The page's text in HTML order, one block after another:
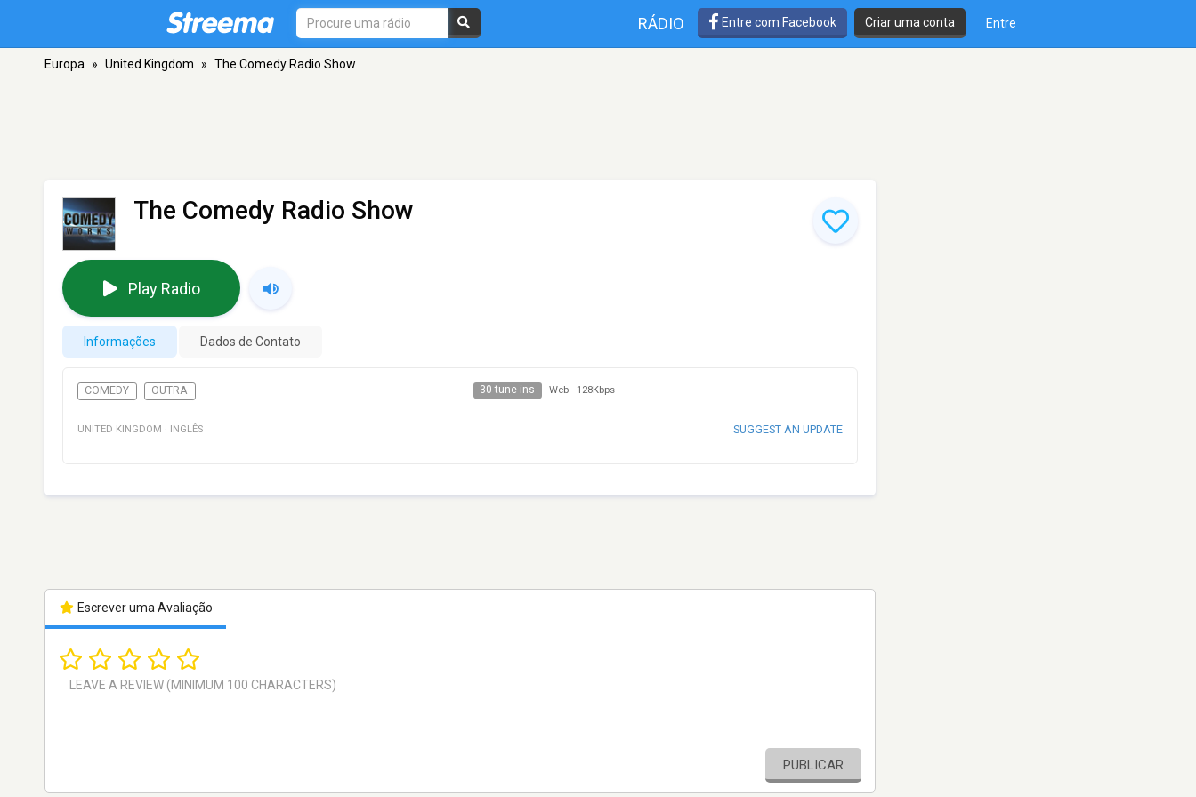
RÁDIO Entre com Facebook Criar uma conta Entre
Europa » United Kingdom » The Comedy Radio Show
The Comedy Radio Show
Play Radio
Informações Dados de Contato
COMEDY OUTRA 30 tune ins Web - 128Kbps
UNITED KINGDOM · INGLÊS SUGGEST AN UPDATE
Escrever uma Avaliação
PUBLICAR